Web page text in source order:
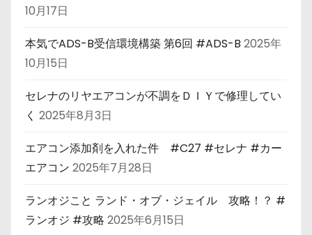
10月17日
本気でADS-B受信環境構築 第6回 #ADS-B 2025年
10月15日
セレナのリヤエアコンが不調をＤＩＹで修理してい
く 2025年8月3日
エアコン添加剤を入れた件 #C27 #セレナ #カー
エアコン 2025年7月28日
ランオジこと ランド・オブ・ジェイル 攻略！？ #
ランオジ #攻略 2025年6月15日